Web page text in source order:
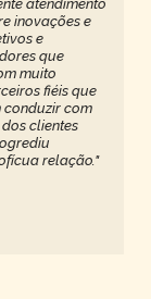
atendimento
inovações e
e
que
muito
fiéis que
conduzir com
clientes
relação."